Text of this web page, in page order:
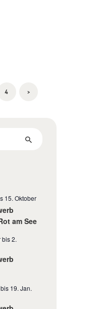
PAGE
4 >
15. Oktober
am See
bis2.
bis 19. Jan.